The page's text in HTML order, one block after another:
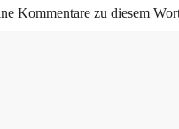
Kommentare zu diesem